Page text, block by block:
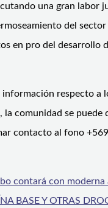
una gran labor
del
en pro del desarrollo
respecto a
comunidad se
contacto al fono
contará con
BASE Y OTRAS